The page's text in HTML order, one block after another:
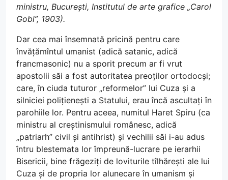
ministru, București, Institutul de arte grafice „Carol
Gobl”, 1903).
Dar cea mai însemnată pricină pentru care
învățămîntul umanist (adică satanic, adică
francmasonic) nu a sporit precum ar fi vrut
apostolii săi a fost autoritatea preoților ortodocși;
care, în ciuda tuturor „reformelor” lui Cuza și a
silniciei polițienești a Statului, erau încă ascultați în
parohiile lor. Pentru aceea, numitul Haret Spiru (ca
ministru al creștinismului românesc, adică
„patriarh” civil și antihrist) și vechilii săi i-au adus
întru blestemata lor împreună-lucrare pe ierarhii
Bisericii, bine frăgeziți de loviturile tîlhărești ale lui
Cuza și de propria lor alunecare în umanism și